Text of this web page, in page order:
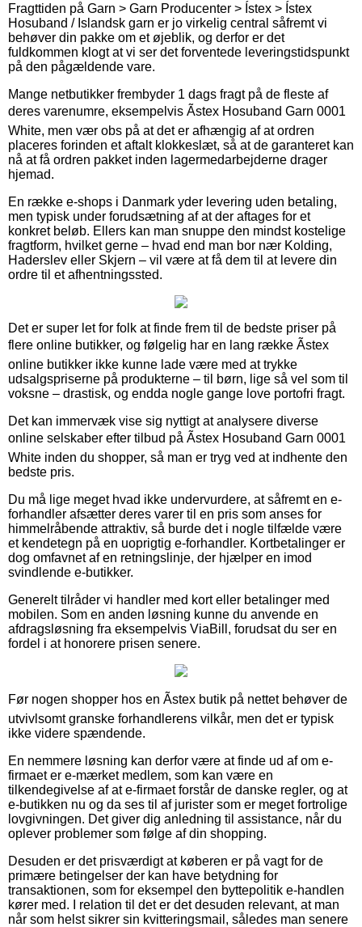
Fragttiden på Garn > Garn Producenter > Ístex > Ístex
Hosuband / Islandsk garn er jo virkelig central såfremt vi
behøver din pakke om et øjeblik, og derfor er det
fuldkommen klogt at vi ser det forventede leveringstidspunkt
på den pågældende vare.
Mange netbutikker frembyder 1 dags fragt på de fleste af
deres varenumre, eksempelvis Ãstex Hosuband Garn 0001
White, men vær obs på at det er afhængig af at ordren
placeres forinden et aftalt klokkeslæt, så at de garanteret kan
nå at få ordren pakket inden lagermedarbejderne drager
hjemad.
En række e-shops i Danmark yder levering uden betaling,
men typisk under forudsætning af at der aftages for et
konkret beløb. Ellers kan man snuppe den mindst kostelige
fragtform, hvilket gerne – hvad end man bor nær Kolding,
Haderslev eller Skjern – vil være at få dem til at levere din
ordre til et afhentningssted.
Det er super let for folk at finde frem til de bedste priser på
flere online butikker, og følgelig har en lang række Ãstex
online butikker ikke kunne lade være med at trykke
udsalgspriserne på produkterne – til børn, lige så vel som til
voksne – drastisk, og endda nogle gange love portofri fragt.
Det kan immervæk vise sig nyttigt at analysere diverse
online selskaber efter tilbud på Ãstex Hosuband Garn 0001
White inden du shopper, så man er tryg ved at indhente den
bedste pris.
Du må lige meget hvad ikke undervurdere, at såfremt en e-
forhandler afsætter deres varer til en pris som anses for
himmelråbende attraktiv, så burde det i nogle tilfælde være
et kendetegn på en uoprigtig e-forhandler. Kortbetalinger er
dog omfavnet af en retningslinje, der hjælper en imod
svindlende e-butikker.
Generelt tilråder vi handler med kort eller betalinger med
mobilen. Som en anden løsning kunne du anvende en
afdragsløsning fra eksempelvis ViaBill, forudsat du ser en
fordel i at honorere prisen senere.
Før nogen shopper hos en Ãstex butik på nettet behøver de
utvivlsomt granske forhandlerens vilkår, men det er typisk
ikke videre spændende.
En nemmere løsning kan derfor være at finde ud af om e-
firmaet er e-mærket medlem, som kan være en
tilkendegivelse af at e-firmaet forstår de danske regler, og at
e-butikken nu og da ses til af jurister som er meget fortrolige
lovgivningen. Det giver dig anledning til assistance, når du
oplever problemer som følge af din shopping.
Desuden er det prisværdigt at køberen er på vagt for de
primære betingelser der kan have betydning for
transaktionen, som for eksempel den byttepolitik e-handlen
kører med. I relation til det er det desuden relevant, at man
når som helst sikrer sin kvitteringsmail, således man senere